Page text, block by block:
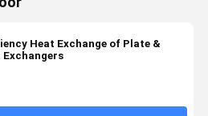
Heat Exchange of Plate &
Exchangers